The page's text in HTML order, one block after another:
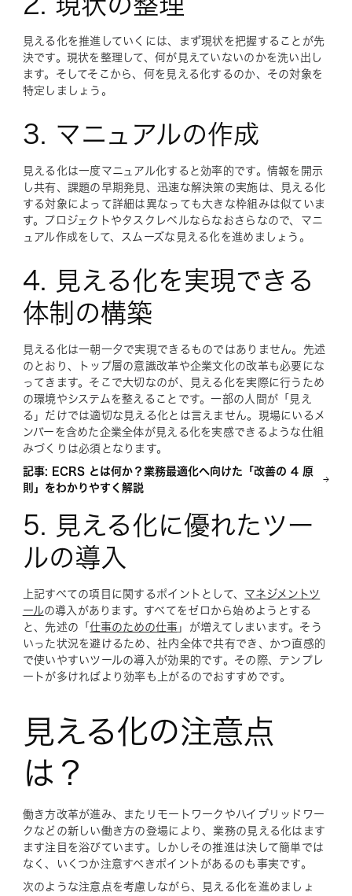
見える化を推進していくには、まず現状を把握することが先
決です。現状を整理して、何が見えていないのかを洗い出し
ます。そしてそこから、何を見える化するのか、その対象を
特定しましょう。
3. マニュアルの作成
見える化は一度マニュアル化すると効率的です。情報を開示
し共有、課題の早期発見、迅速な解決策の実施は、見える化
する対象によって詳細は異なっても大きな枠組みは似ていま
す。プロジェクトやタスクレベルならなおさらなので、マニ
ュアル作成をして、スムーズな見える化を進めましょう。
4. 見える化を実現できる
体制の構築
見える化は一朝一夕で実現できるものではありません。先述
のとおり、トップ層の意識改革や企業文化の改革も必要にな
ってきます。そこで大切なのが、見える化を実際に行うため
の環境やシステムを整えることです。一部の人間が「見え
る」だけでは適切な見える化とは言えません。現場にいるメ
ンバーを含めた企業全体が見える化を実感できるような仕組
みづくりは必須となります。
記事: ECRS とは何か？業務最適化へ向けた「改善の 4 原
則」をわかりやすく解説
5. 見える化に優れたツー
ルの導入
上記すべての項目に関するポイントとして、 マネジメントツ
ールの導入があります。すべてをゼロから始めようとする
と、先述の「仕事のための仕事 」が増えてしまいます。そう
いった状況を避けるため、社内全体で共有でき、かつ直感的
で使いやすいツールの導入が効果的です。その際、テンプレ
ートが多ければより効率も上がるのでおすすめです。
見える化の注意点
は？
働き方改革が進み、またリモートワークやハイブリッドワー
クなどの新しい働き方の登場により、業務の見える化はます
ます注目を浴びています。しかしその推進は決して簡単では
なく、いくつか注意すべきポイントがあるのも事実です。
次のような注意点を考慮しながら、見える化を進めましょ